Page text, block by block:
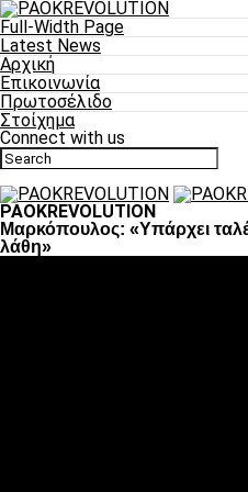
Full-Width Page
Latest News
Αρχική
Επικοινωνία
Πρωτοσέλιδο
Στοίχημα
Connect with us
PAOKREVOLUTION
Μαρκόπουλος: «Υπάρχει
λάθη»